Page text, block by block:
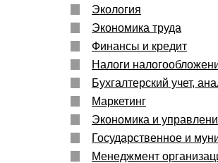
Экология
Экономика труда
Финансы и кредит
Налоги
Бухгалтерский учет,
Маркетинг
Экономика и
Государственное и
Менеджмент